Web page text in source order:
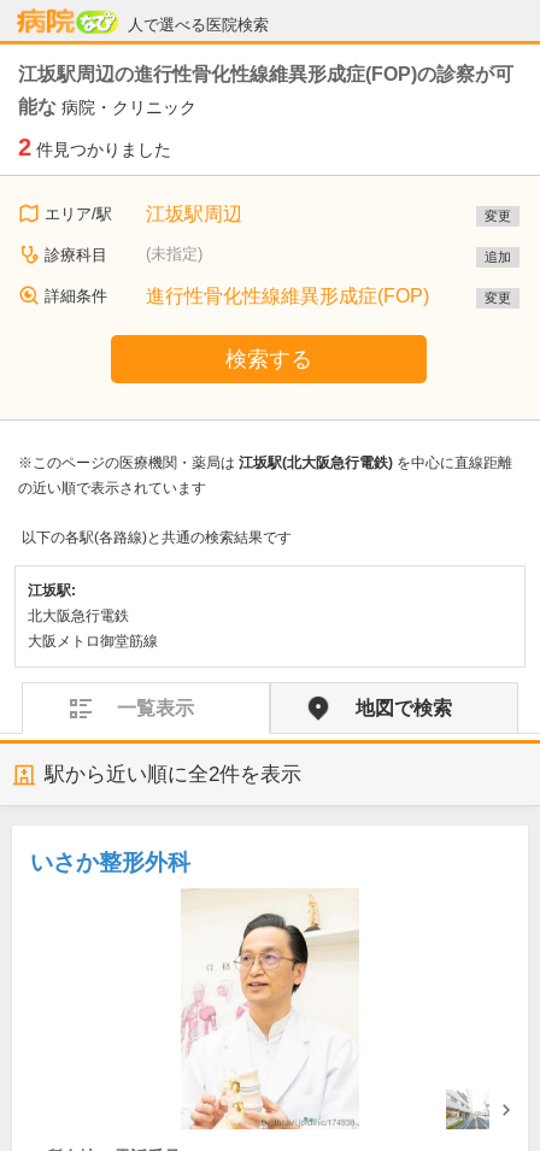
人で選べる医院検索
病院なび
江坂駅周辺の進行性骨化性線維異形成症(FOP)の診察が可
能な 病院・クリニック
2 件見つかりました
エリア/駅 江坂駅周辺 変更
診療科目 (未指定) 追加
詳細条件 進行性骨化性線維異形成症(FOP) 変更
検索する
※このページの医療機関・薬局は 江坂駅(北大阪急行電鉄) を中心に直線距離
の近い順で表示されています
以下の各駅(各路線)と共通の検索結果です
江坂駅:
北大阪急行電鉄
大阪メトロ御堂筋線
一覧表示 地図で検索
駅から近い順に全2件を表示
いさか整形外科